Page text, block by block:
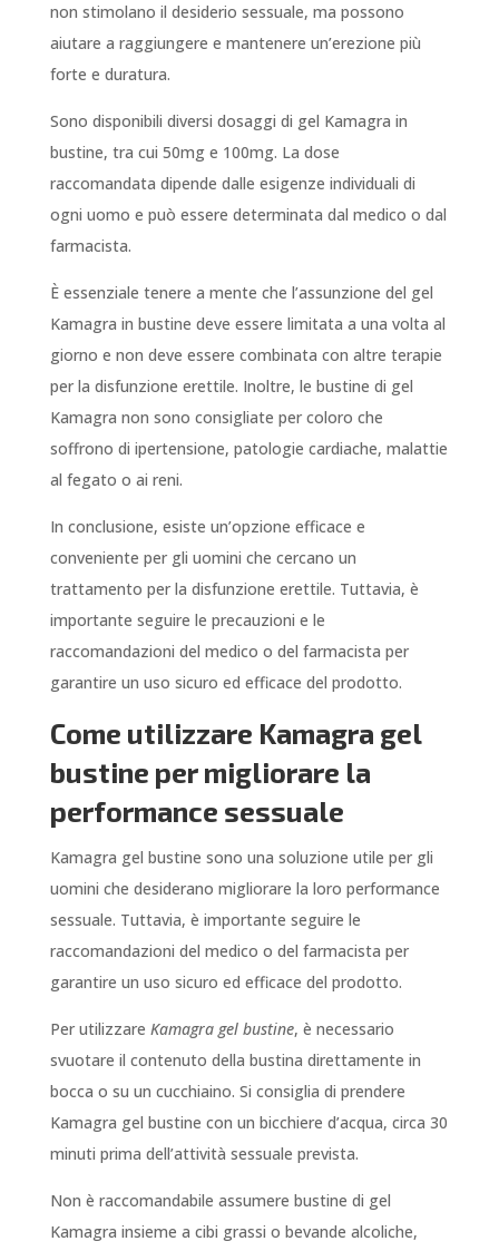
non stimolano il desiderio sessuale, ma possono
aiutare a raggiungere e mantenere un’erezione più
forte e duratura.
Sono disponibili diversi dosaggi di gel Kamagra in
bustine, tra cui 50mg e 100mg. La dose
raccomandata dipende dalle esigenze individuali di
ogni uomo e può essere determinata dal medico o dal
farmacista.
È essenziale tenere a mente che l’assunzione del gel
Kamagra in bustine deve essere limitata a una volta al
giorno e non deve essere combinata con altre terapie
per la disfunzione erettile. Inoltre, le bustine di gel
Kamagra non sono consigliate per coloro che
soffrono di ipertensione, patologie cardiache, malattie
al fegato o ai reni.
In conclusione, esiste un’opzione efficace e
conveniente per gli uomini che cercano un
trattamento per la disfunzione erettile. Tuttavia, è
importante seguire le precauzioni e le
raccomandazioni del medico o del farmacista per
garantire un uso sicuro ed efficace del prodotto.
Come utilizzare Kamagra gel
bustine per migliorare la
performance sessuale
Kamagra gel bustine sono una soluzione utile per gli
uomini che desiderano migliorare la loro performance
sessuale. Tuttavia, è importante seguire le
raccomandazioni del medico o del farmacista per
garantire un uso sicuro ed efficace del prodotto.
Per utilizzare Kamagra gel bustine, è necessario
svuotare il contenuto della bustina direttamente in
bocca o su un cucchiaino. Si consiglia di prendere
Kamagra gel bustine con un bicchiere d’acqua, circa 30
minuti prima dell’attività sessuale prevista.
Non è raccomandabile assumere bustine di gel
Kamagra insieme a cibi grassi o bevande alcoliche,